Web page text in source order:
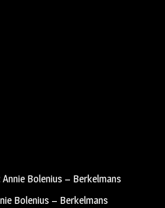
Annie Bolenius – Berkelmans
Bolenius – Berkelmans